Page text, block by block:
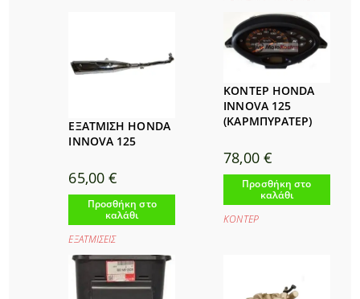
ΕΞΑΤΜΙΣΗ HONDA
INNOVA 125
65,00€
Προσθήκη στο
καλάθι
ΕΞΑΤΜΙΣΕΙΣ
ΚΟΝΤΕΡ HONDA
INNOVA 125
(ΚΑΡΜΠΥΡΑΤΕΡ)
78,00 €
Προσθήκη στο
καλάθι
ΚΟΝΤΕΡ